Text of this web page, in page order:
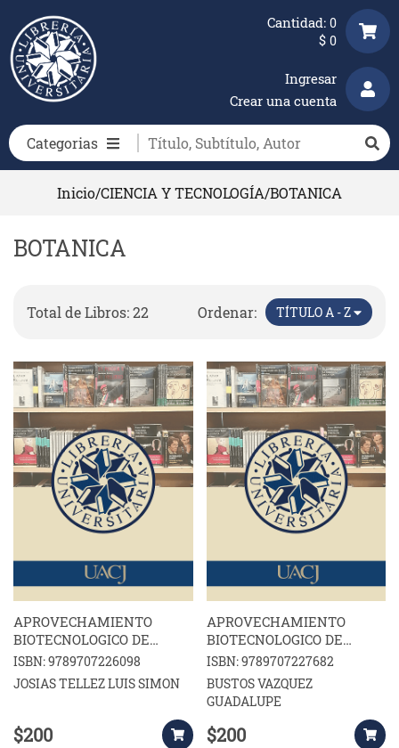
Categorias
Ingresar
Crear una cuenta
Cantidad: 0
$ 0
Inicio/CIENCIA Y TECNOLOGÍA/BOTANICA
BOTANICA
Total de Libros: 22 Ordenar: TÍTULO A - Z
APROVECHAMIENTO
BIOTECNOLOGICO DE
PRODUCTOS
AGROPECUARIOS I
ISBN: 9789707226098
JOSIAS TELLEZ LUIS SIMON
$200
APROVECHAMIENTO
BIOTECNOLOGICO DE
PRODUCTOS
AGROPECUARIOS II
ISBN: 9789707227682
BUSTOS VAZQUEZ
GUADALUPE
$200